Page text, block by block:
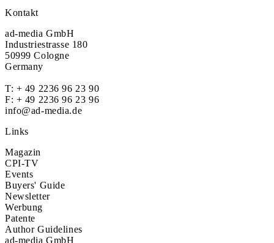
Kontakt
ad-media GmbH
Industriestrasse 180
50999 Cologne
Germany
T: + 49 2236 96 23 90
F: + 49 2236 96 23 96
info@ad-media.de
Links
Magazin
CPI-TV
Events
Buyers' Guide
Newsletter
Werbung
Patente
Author Guidelines
ad-media GmbH